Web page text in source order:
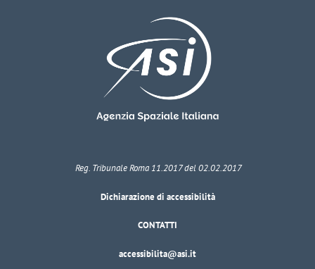
Reg. Tribunale Roma 11.2017 del 02.02.2017
Dichiarazione di accessibilità
CONTATTI
accessibilita@asi.it